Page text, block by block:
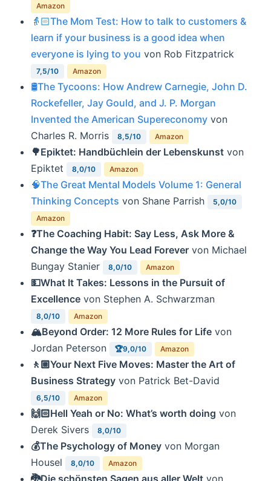
Amazon
👵🏻The Mom Test: How to talk to customers &
learn if your business is a good idea when
everyone is lying to you von Rob Fitzpatrick
7,5/10 Amazon
🛢The Tycoons: How Andrew Carnegie, John D.
Rockefeller, Jay Gould, and J. P. Morgan
Invented the American Supereconomy von
Charles R. Morris
8,5/10 Amazon
🌳Epiktet: Handbüchlein der Lebenskunst von
Epiktet
8,0/10 Amazon
🧠The Great Mental Models Volume 1: General
Thinking Concepts von Shane Parrish
5,0/10
Amazon
❓The Coaching Habit: Say Less, Ask More &
Change the Way You Lead Forever von Michael
Bungay Stanier
8,0/10 Amazon
💵What It Takes: Lessons in the Pursuit of
Excellence von Stephen A. Schwarzman
8,0/10 Amazon
🏔Beyond Order: 12 More Rules for Life von
Jordan Peterson
🏆9,0/10 Amazon
🚶🏼Your Next Five Moves: Master the Art of
Business Strategy von Patrick Bet-David
6,5/10 Amazon
🙌🏻Hell Yeah or No: What’s worth doing von
Derek Sivers
8,0/10
💰The Psychology of Money von Morgan
Housel
8,0/10 Amazon
🐉Die schönsten Sagen aus aller Welt von